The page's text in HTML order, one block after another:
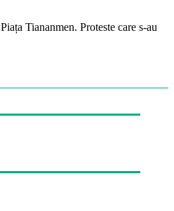
Tiananmen. Proteste care s-au